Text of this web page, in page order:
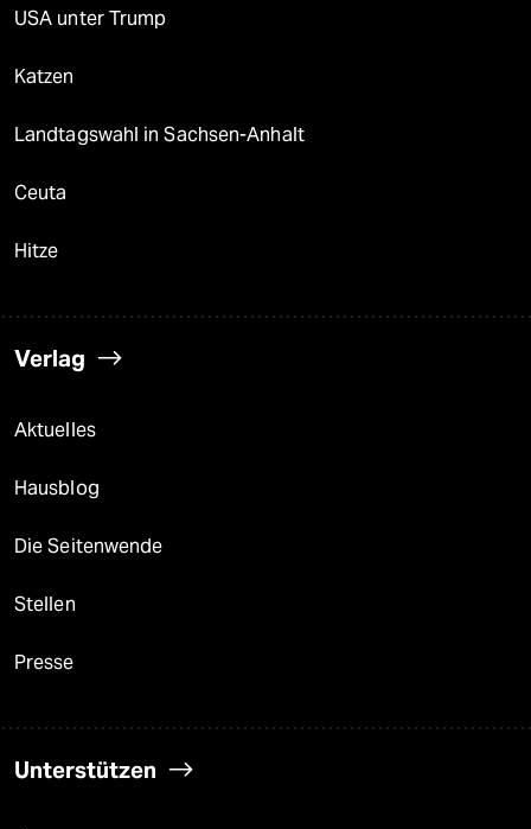
USA unter Trump
Katzen
Landtagswahl in Sachsen-Anhalt
Ceuta
Hitze
Verlag
Aktuelles
Hausblog
Die Seitenwende
Stellen
Presse
Unterstützen